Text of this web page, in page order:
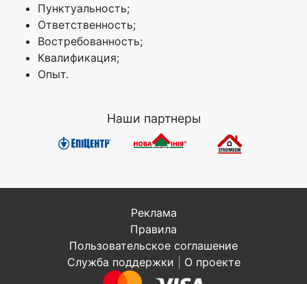
Пунктуальность;
Ответственность;
Востребованность;
Квалификация;
Опыт.
Наши партнеры
Реклама
Правила
Пользовательское соглашение
Служба поддержки
О проекте